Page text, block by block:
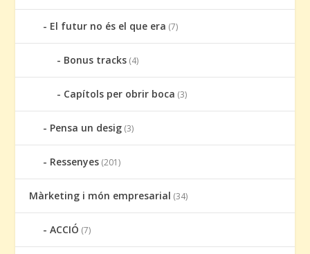
El futur no és el que era (7)
Bonus tracks (4)
Capítols per obrir boca (3)
Pensa un desig (3)
Ressenyes (201)
Màrketing i món empresarial (34)
ACCIÓ (7)